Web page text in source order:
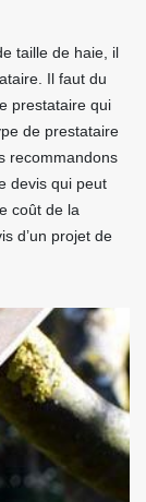
taille de haie, il
Il faut du
prestataire qui
de prestataire
recommandons
devis qui peut
coût de la
d’un projet de